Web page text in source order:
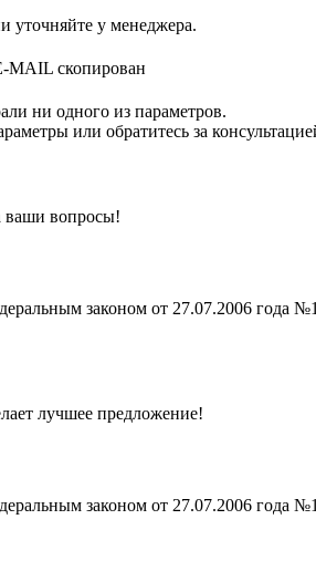
уточняйте у менеджера.
MAIL скопирован
ни одного из параметров.
или обратитесь за
ваши вопросы!
законом от 27.07.2006
лучшее предложение!
законом от 27.07.2006